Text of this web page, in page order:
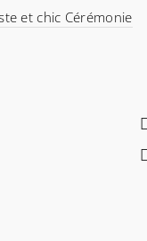
et chic Cérémonie